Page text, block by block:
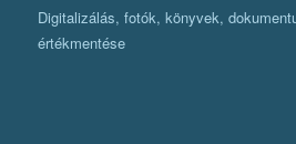
Digitalizálás, fotók, könyvek,
értékmentése